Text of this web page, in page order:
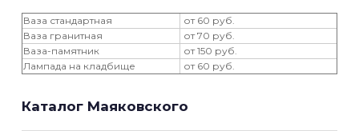
Ваза стандартная
от 60 руб.
Ваза гранитная
от 70 руб.
Ваза-памятник
от 150 руб.
Лампада на кладбище
от 60 руб.
Каталог Маяковского